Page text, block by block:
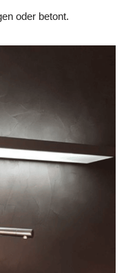
oder betont.